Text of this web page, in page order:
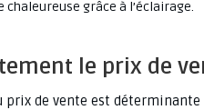
grâce à l’éclairage.
le prix de
de vente est